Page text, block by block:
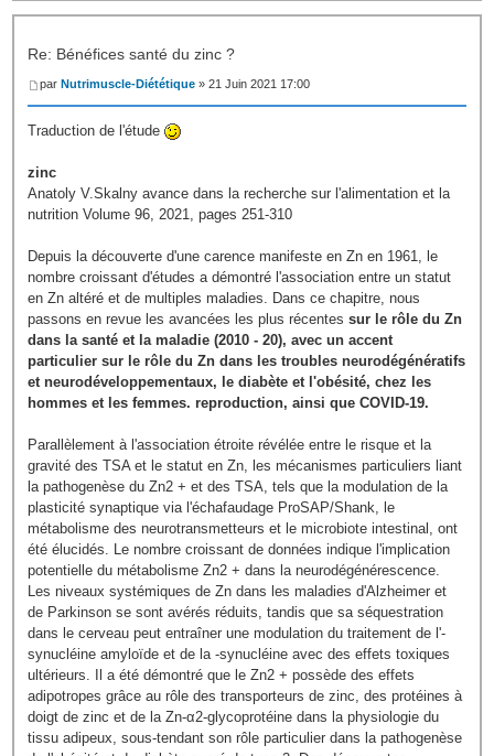
Re: Bénéfices santé du zinc ?
parNutrimuscle-Diététique » 21 Juin 2021 17:00
Traduction de l'étude
zinc
Anatoly V.Skalny avance dans la recherche sur l'alimentation et la
nutrition Volume 96, 2021, pages 251-310
Depuis la découverte d'une carence manifeste en Zn en 1961, le
nombre croissant d'études a démontré l'association entre un statut
en Zn altéré et de multiples maladies. Dans ce chapitre, nous
passons en revue les avancées les plus récentessur le rôle du Zn
dans la santé et la maladie (2010 - 20), avec un accent
particulier sur le rôle du Zn dans les troubles neurodégénératifs
et neurodéveloppementaux, le diabète et l'obésité, chez les
hommes et les femmes. reproduction, ainsi que COVID-19.
Parallèlement à l'association étroite révélée entre le risque et la
gravité des TSA et le statut en Zn, les mécanismes particuliers liant
la pathogenèse du Zn2 + et des TSA, tels que la modulation de la
plasticité synaptique via l'échafaudage ProSAP/Shank, le
métabolisme des neurotransmetteurs et le microbiote intestinal, ont
été élucidés. Le nombre croissant de données indique l'implication
potentielle du métabolisme Zn2 + dans la neurodégénérescence.
Les niveaux systémiques de Zn dans les maladies d'Alzheimer et
de Parkinson se sont avérés réduits, tandis que sa séquestration
dans le cerveau peut entraîner une modulation du traitement de l'-
synucléine amyloïde et de la -synucléine avec des effets toxiques
ultérieurs. Il a été démontré que le Zn2 + possède des effets
adipotropes grâce au rôle des transporteurs de zinc, des protéines à
doigt de zinc et de la Zn-α2-glycoprotéine dans la physiologie du
tissu adipeux, sous-tendant son rôle particulier dans la pathogenèse